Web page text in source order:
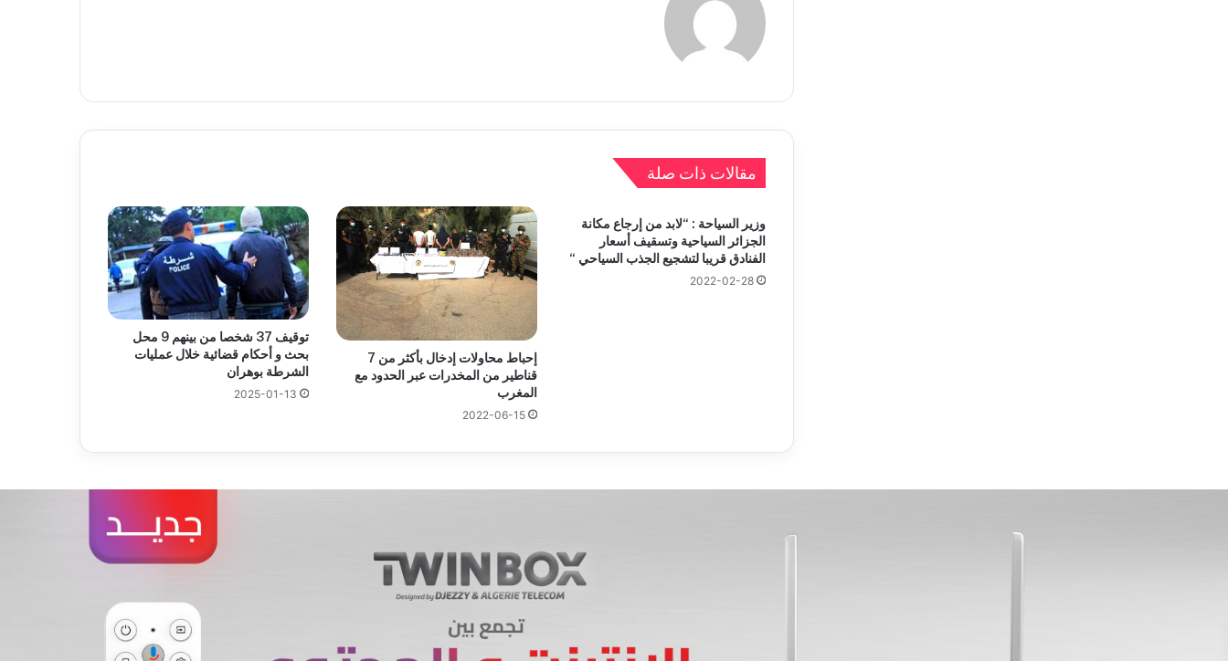
مقالات ذات صلة
وزير السياحة : “لابد من إرجاع مكانة
الجزائر السياحية وتسقيف أسعار
الفنادق قريبا لتشجيع الجذب السياحي “
2022-02-28
إحباط محاولات إدخال بأكثر من 7
قناطير من المخدرات عبر الحدود مع
المغرب
2022-06-15
توقيف 37 شخصا من بينهم 9 محل
بحث و أحكام قضائية خلال عمليات
الشرطة بوهران
2025-01-13